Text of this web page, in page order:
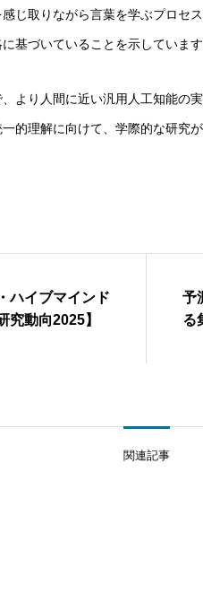
じ取りながら言葉を学ぶプロセ
基づいていることを示していま
より人間に近い汎用人工知能の
的理解に向けて、学際的な研究
ハイブマインド
究動向2025】
予
る
関連記事